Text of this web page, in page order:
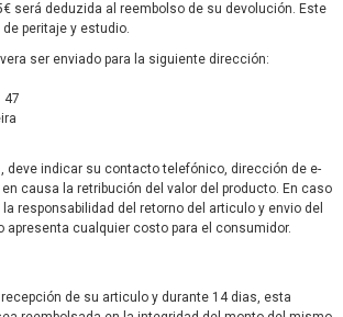
será deduzida al reembolso de su devolución. Este
peritaje y estudio.
ser enviado para la siguiente dirección:
47
deve indicar su contacto telefónico, dirección de e-
causa la retribución del valor del producto. En caso
responsabilidad del retorno del articulo y envio del
apresenta cualquier costo para el consumidor.
de su articulo y durante 14 dias, esta